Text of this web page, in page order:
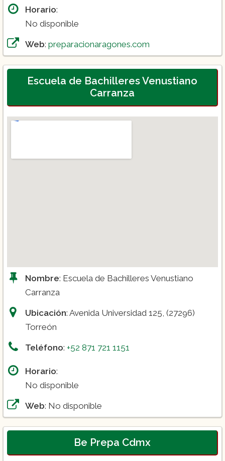
Horario:
No disponible
Web: preparacionaragones.com
Escuela de Bachilleres Venustiano
Carranza
Nombre: Escuela de Bachilleres Venustiano
Carranza
Ubicación: Avenida Universidad 125, (27296)
Torreón
Teléfono: +52 871 721 1151
Horario:
No disponible
Web: No disponible
Be Prepa Cdmx